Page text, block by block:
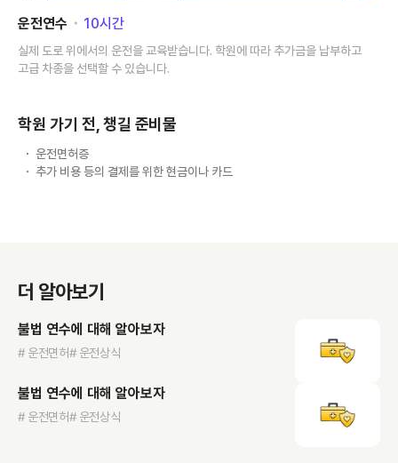
운전연수 ･ 10시간
실제 도로 위에서의 운전을 교육받습니다. 학원에 따라 추가금을 납부하고
고급 차종을 선택할 수 있습니다.
학원 가기 전, 챙길 준비물
운전면허증
추가 비용 등의 결제를 위한 현금이나 카드
더 알아보기
불법 연수에 대해 알아보자
# 운전면허# 운전상식
불법 연수에 대해 알아보자
# 운전면허# 운전상식